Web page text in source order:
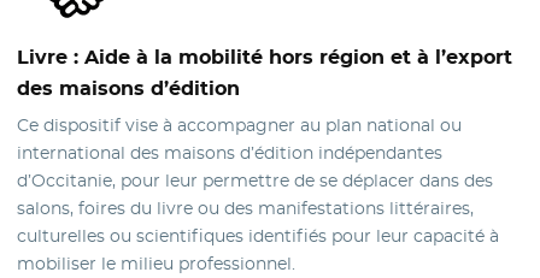
Livre : Aide à la mobilité hors région et à l’export
des maisons d’édition
Ce dispositif vise à accompagner au plan national ou
international des maisons d’édition indépendantes
d’Occitanie, pour leur permettre de se déplacer dans des
salons, foires du livre ou des manifestations littéraires,
culturelles ou scientifiques identifiés pour leur capacité à
mobiliser le milieu professionnel.